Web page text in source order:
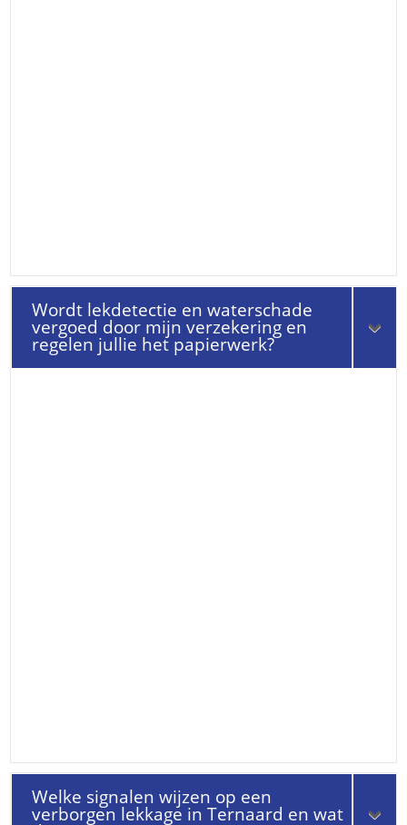
Wordt lekdetectie en waterschade
vergoed door mijn verzekering en
regelen jullie het papierwerk?
Welke signalen wijzen op een
verborgen lekkage in Ternaard en wat